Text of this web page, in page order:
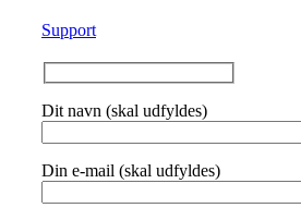
Support
Dit navn (skal udfyldes)
Din e-mail (skal udfyldes)